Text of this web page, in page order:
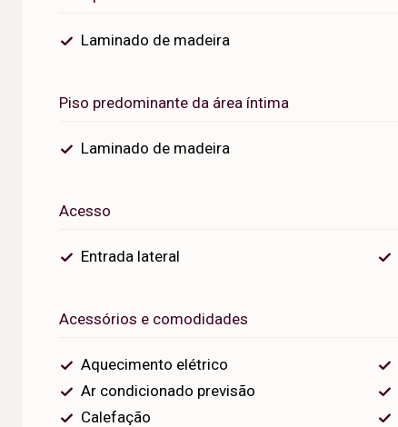
Laminado de madeira
Piso predominante da área íntima
Laminado de madeira
Acesso
Entrada lateral
Acessórios e comodidades
Aquecimento elétrico
Ar condicionado previsão
Calefação